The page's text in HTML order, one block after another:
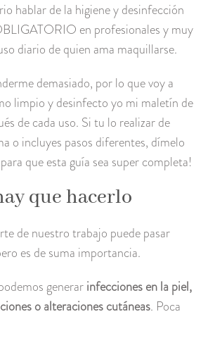
hablar de la higiene y desinfección
en profesionales y muy
diario de quien ama maquillarse.
demasiado, por lo que voy a
limpio y desinfecto yo mi maletín de
de cada uso. Si tu lo realizar de
o incluyes pasos diferentes, dímelo
que esta guía sea super completa!
que hacerlo
de nuestro trabajo puede pasar
es de suma importancia.
generarinfecciones en la piel,
o alteraciones cutáneas. Poca